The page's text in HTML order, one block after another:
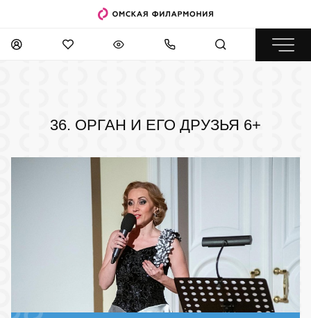
36. ОРГАН И ЕГО ДРУЗЬЯ 6+